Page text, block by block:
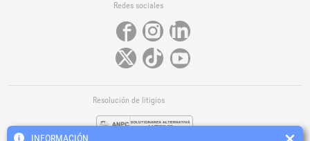
Redes sociales
Resolución de litigios
INFORMACIÓN